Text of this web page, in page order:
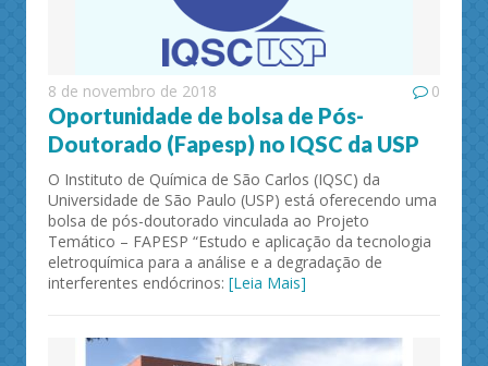
8 de novembro de 2018 0
Oportunidade de bolsa de Pós-
Doutorado (Fapesp) no IQSC da USP
O Instituto de Química de São Carlos (IQSC) da
Universidade de São Paulo (USP) está oferecendo uma
bolsa de pós-doutorado vinculada ao Projeto
Temático – FAPESP “Estudo e aplicação da tecnologia
eletroquímica para a análise e a degradação de
interferentes endócrinos: [Leia Mais]